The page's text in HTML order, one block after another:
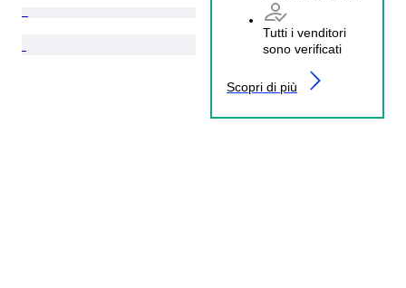
Tutti i venditori
sono verificati
Scopri di più